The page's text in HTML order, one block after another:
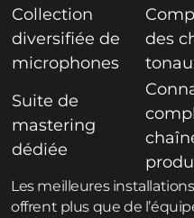
Collection
diversifiée de
microphones
des
Suite de
mastering
dédiée
Les meilleures
offrent plus que de